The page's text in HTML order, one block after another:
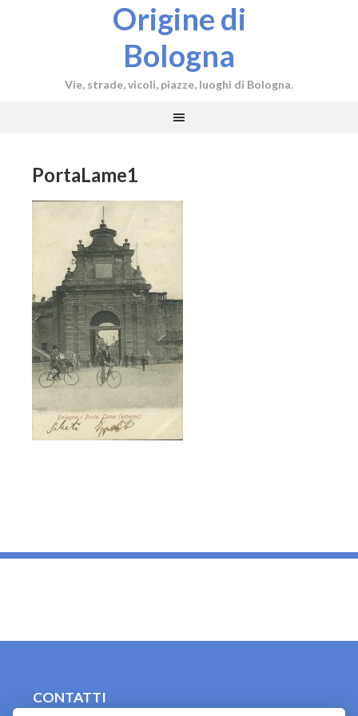
Origine di
Bologna
Vie, strade, vicoli, piazze, luoghi di Bologna.
PortaLame1
CONTATTI